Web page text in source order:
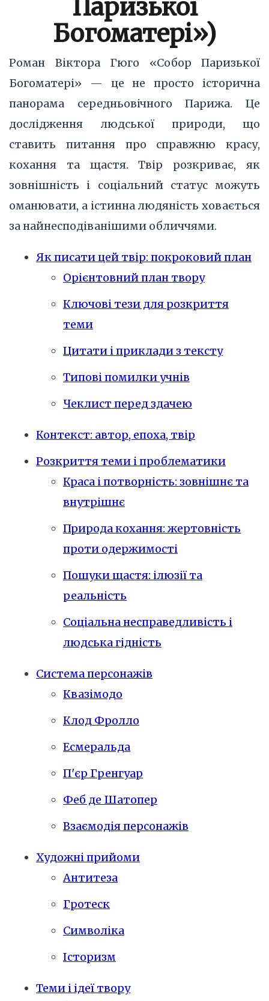
Паризької
Богоматері»)
Роман Віктора Гюго «Собор Паризької
Богоматері» — це не просто історична
панорама середньовічного Парижа. Це
дослідження людської природи, що
ставить питання про справжню красу,
кохання та щастя. Твір розкриває, як
зовнішність і соціальний статус можуть
оманювати, а істинна людяність ховається
за найнесподіванішими обличчями.
Як писати цей твір: покроковий план
Орієнтовний план твору
Ключові тези для розкриття
теми
Цитати і приклади з тексту
Типові помилки учнів
Чеклист перед здачею
Контекст: автор, епоха, твір
Розкриття теми і проблематики
Краса і потворність: зовнішнє та
внутрішнє
Природа кохання: жертовність
проти одержимості
Пошуки щастя: ілюзії та
реальність
Соціальна несправедливість і
людська гідність
Система персонажів
Квазімодо
Клод Фролло
Есмеральда
П'єр Гренгуар
Феб де Шатопер
Взаємодія персонажів
Художні прийоми
Антитеза
Гротеск
Символіка
Історизм
Теми і ідеї твору